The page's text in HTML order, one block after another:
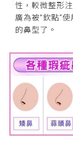
性，較微整形
廣為被”欽點“
的鼻型了。